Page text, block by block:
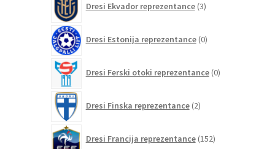
Dresi Ekvador reprezentance 3izdelki
Dresi Estonija reprezentance 0izdelkov
Dresi Ferski otoki reprezentance 0izdelkov
Dresi Finska reprezentance 2izdelka
Dresi Francija reprezentance 152izdelkov